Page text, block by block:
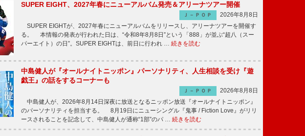
SUPER EIGHT、2027年春にニューアルバム発売＆アリーナツアー開催
Ｊ－ＰＯＰ
2026年8月8日
SUPER EIGHTが、2027年春にニューアルバムをリリースし、アリーナツアーを開催す
る。 本情報の発表が行われた日は、“令和8年8月8日”という「888」が並ぶ“超八（スー
パーエイト）の日”。SUPER EIGHTは、前日に行われ … 続きを読む
中島健人が『オールナイトニッポン』パーソナリティ、人生相談を受け『遊
戯王』の話をするコーナーも
Ｊ－ＰＯＰ
2026年8月8日
中島健人が、2026年8月14日深夜に放送となるニッポン放送『オールナイトニッポン』
のパーソナリティを担当する。 8月19日にニューシングル『鬼事 / Fiction Love』がリリ
ースされることを記念して、中島健人が通称“1部”のパ … 続きを読む